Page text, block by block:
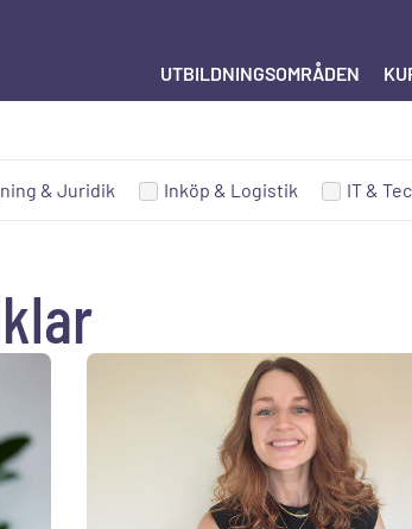
UTBILDNINGSOMRÅDEN
& Juridik Inköp & Logistik IT &